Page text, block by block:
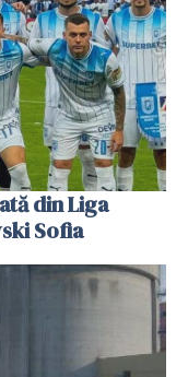
din Liga
Sofia